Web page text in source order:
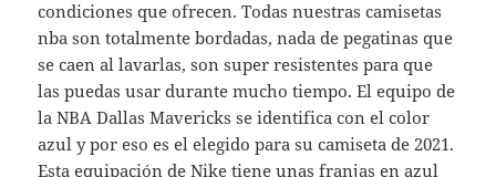
condiciones que ofrecen. Todas nuestras camisetas
nba son totalmente bordadas, nada de pegatinas que
se caen al lavarlas, son super resistentes para que
las puedas usar durante mucho tiempo. El equipo de
la NBA Dallas Mavericks se identifica con el color
azul y por eso es el elegido para su camiseta de 2021.
Esta equipación de Nike tiene unas franjas en azul